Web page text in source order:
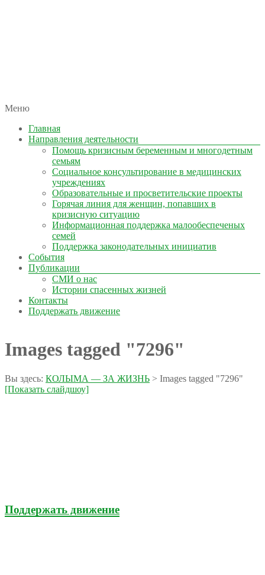
КОЛЫМА — ЗА ЖИЗНЬ
автономная некоммерческая организация
Меню
Главная
Направления деятельности
Помощь кризисным беременным и многодетным
семьям
Социальное консультирование в медицинских
учреждениях
Образовательные и просветительские проекты
Горячая линия для женщин, попавших в
кризисную ситуацию
Информационная поддержка малообеспеченых
семей
Поддержка законодательных инициатив
События
Публикации
СМИ о нас
Истории спасенных жизней
Контакты
Поддержать движение
Images tagged "7296"
Вы здесь: КОЛЫМА — ЗА ЖИЗНЬ > Images tagged "7296"
[Показать слайдшоу]
Поддержать движение